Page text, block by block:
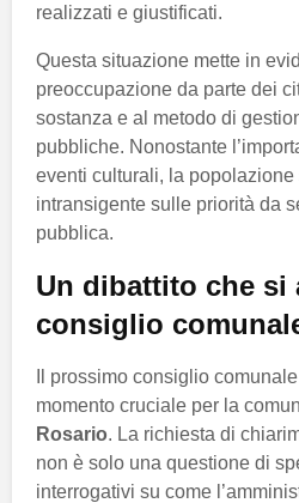
realizzati e giustificati.
Questa situazione mette in
preoccupazione da parte dei
sostanza e al metodo di
pubbliche. Nonostante
eventi culturali, la popolazione
intransigente sulle priorità da
pubblica.
Un dibattito che si
consiglio
Il prossimo consiglio
momento cruciale per la
Rosario. La richiesta di
non è solo una questione di
interrogativi su come